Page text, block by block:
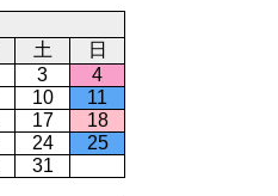
土
日
3
4
10
11
17
18
24
25
31